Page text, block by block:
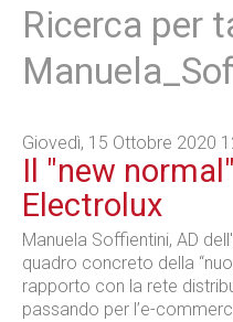
Ricerca per
Giovedì, 15 Ottobre 2020
Il "new
Electrolux
Manuela Soffientini, AD
quadro concreto della
rapporto con la rete
passando per l’e-